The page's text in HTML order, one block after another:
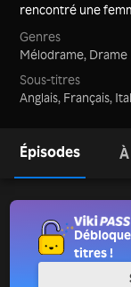
rencontré une
Genres
Mélodrame, Drame
Sous-titres
Anglais, Français,
Épisodes
titres !